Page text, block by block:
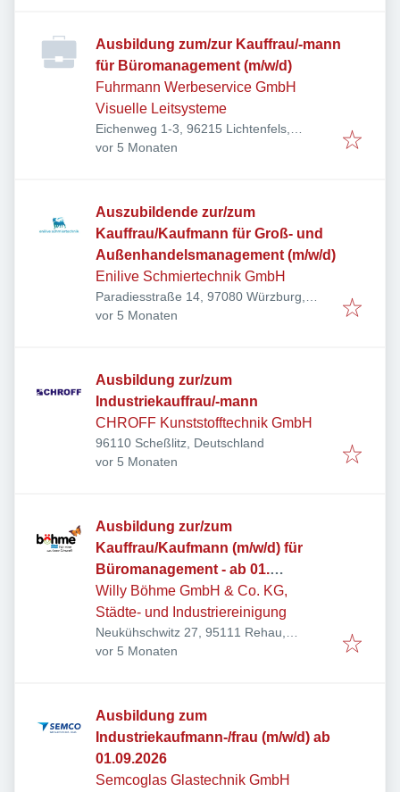
Ausbildung zum/zur Kauffrau/-mann
für Büromanagement (m/w/d)
Fuhrmann Werbeservice GmbH
Visuelle Leitsysteme
Eichenweg 1-3, 96215 Lichtenfels,
Deutschland
Veröffentlicht:
vor 5 Monaten
Auszubildende zur/zum
Kauffrau/Kaufmann für Groß- und
Außenhandelsmanagement (m/w/d)
Enilive Schmiertechnik GmbH
Paradiesstraße 14, 97080 Würzburg,
Deutschland
Veröffentlicht:
vor 5 Monaten
Ausbildung zur/zum
Industriekauffrau/-mann
CHROFF Kunststofftechnik GmbH
96110 Scheßlitz, Deutschland
Veröffentlicht:
vor 5 Monaten
Ausbildung zur/zum
Kauffrau/Kaufmann (m/w/d) für
Büromanagement - ab 01.
September 2026
Willy Böhme GmbH & Co. KG,
Städte- und Industriereinigung
Neukühschwitz 27, 95111 Rehau,
Deutschland
Veröffentlicht:
vor 5 Monaten
Ausbildung zum
Industriekaufmann-/frau (m/w/d) ab
01.09.2026
Semcoglas Glastechnik GmbH